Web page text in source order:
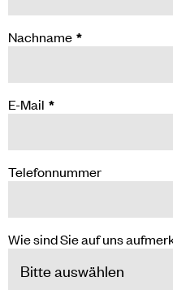
Nachname *
E-Mail *
Telefonnummer
Wie sind Sie auf uns